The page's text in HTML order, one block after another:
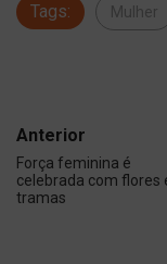
Tags: Mulher
Anterior
Força feminina é
celebrada com flores
tramas